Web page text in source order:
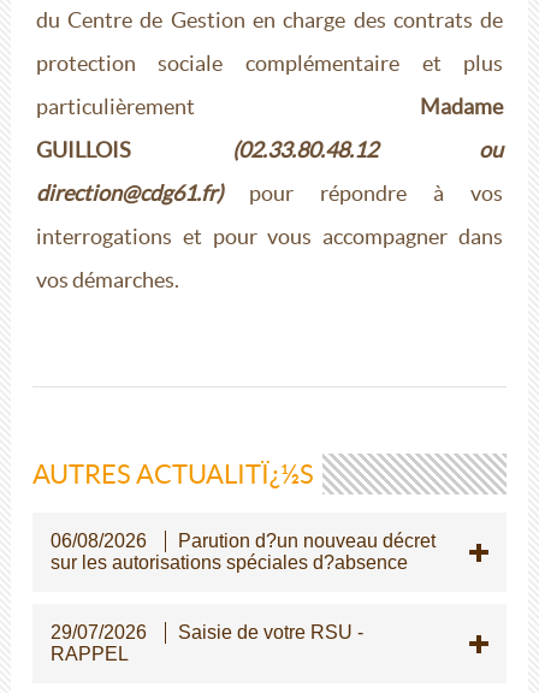
du Centre de Gestion en charge des contrats de
protection sociale complémentaire et plus
particulièrement Madame
GUILLOIS
(02.33.80.48.12 ou
direction@cdg61.fr)pour répondre à vos
interrogations et pour vous accompagner dans
vos démarches.
AUTRES ACTUALITÏ¿½S
06/08/2026
Parution d?un nouveau décret
sur les autorisations spéciales d?absence
29/07/2026
Saisie de votre RSU -
RAPPEL